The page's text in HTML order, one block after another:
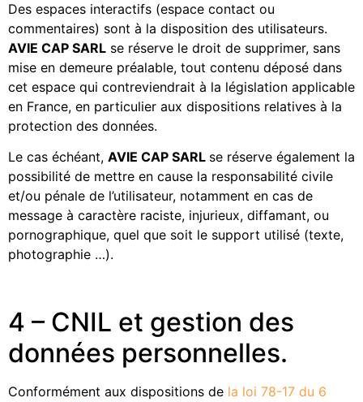
Des espaces interactifs (espace contact ou
commentaires) sont à la disposition des utilisateurs.
AVIE CAP SARL se réserve le droit de supprimer, sans
mise en demeure préalable, tout contenu déposé dans
cet espace qui contreviendrait à la législation applicable
en France, en particulier aux dispositions relatives à la
protection des données.
Le cas échéant, AVIE CAP SARL se réserve également la
possibilité de mettre en cause la responsabilité civile
et/ou pénale de l’utilisateur, notamment en cas de
message à caractère raciste, injurieux, diffamant, ou
pornographique, quel que soit le support utilisé (texte,
photographie …).
4 – CNIL et gestion des
données personnelles.
Conformément aux dispositions de la loi 78-17 du 6